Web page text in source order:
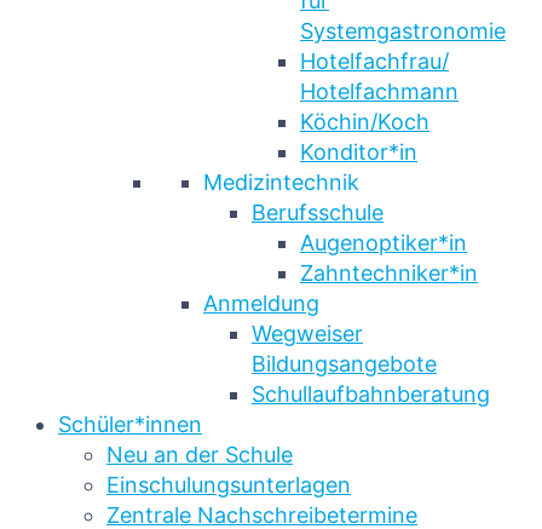
Systemgastronomie
Hotelfachfrau/
Hotelfachmann
Köchin/Koch
Konditor*in
Medizintechnik
Berufsschule
Augenoptiker*in
Zahntechniker*in
Anmeldung
Wegweiser
Bildungsangebote
Schullaufbahnberatung
Schüler*innen
Neu an der Schule
Einschulungsunterlagen
Zentrale Nachschreibetermine